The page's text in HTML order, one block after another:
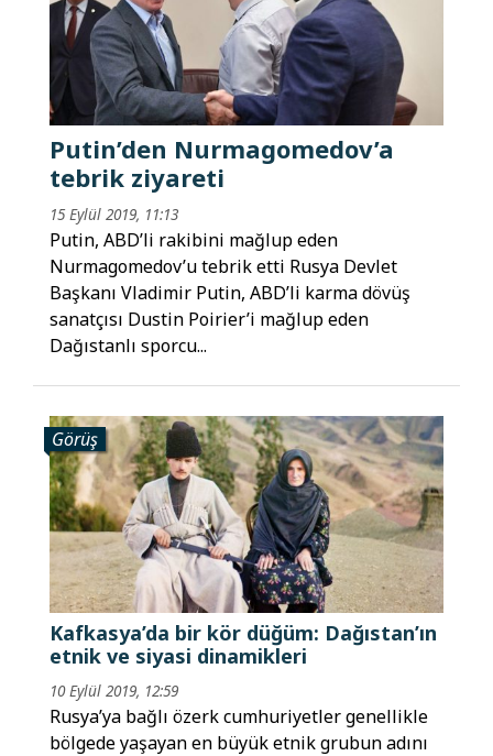
Putin’den Nurmagomedov’a
tebrik ziyareti
15 Eylül 2019, 11:13
Putin, ABD’li rakibini mağlup eden
Nurmagomedov’u tebrik etti Rusya Devlet
Başkanı Vladimir Putin, ABD’li karma dövüş
sanatçısı Dustin Poirier’i mağlup eden
Dağıstanlı sporcu...
Görüş
Kafkasya’da bir kör düğüm: Dağıstan’ın
etnik ve siyasi dinamikleri
10 Eylül 2019, 12:59
Rusya’ya bağlı özerk cumhuriyetler genellikle
bölgede yaşayan en büyük etnik grubun adını